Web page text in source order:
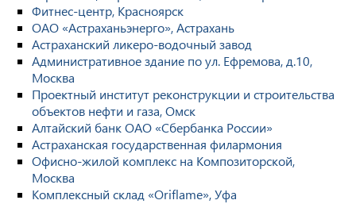
Фитнес-центр, Красноярск
ОАО «Астраханьэнерго», Астрахань
Астраханский ликеро-водочный завод
Административное здание по ул. Ефремова, д.10,
Москва
Проектный институт реконструкции и строительства
объектов нефти и газа, Омск
Алтайский банк ОАО «Сбербанка России»
Астраханская государственная филармония
Офисно-жилой комплекс на Композиторской,
Москва
Комплексный склад «Oriflame», Уфа